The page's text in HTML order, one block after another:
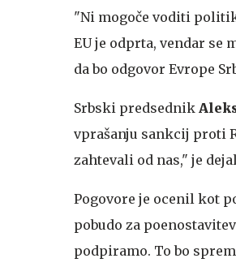
"Ni mogoče voditi
EU je odprta, vendar se
da bo odgovor Evrope
Srbski predsednik
vprašanju sankcij proti
zahtevali od nas," je
Pogovore je ocenil kot
pobudo za
podpiramo. To bo